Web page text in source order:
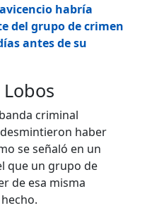
habría
del grupo de crimen
antes de su
criminal
haber
se señaló en un
que un grupo de
de esa misma